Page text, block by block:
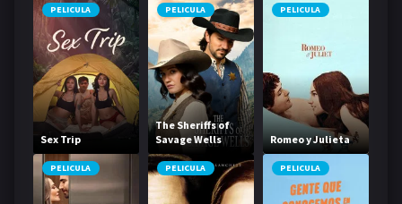
PELICULA
Sex Trip
PELICULA
The Sheriffs of
Savage Wells
PELICULA
Romeo y Julieta
PELICULA PELICULA PELICULA